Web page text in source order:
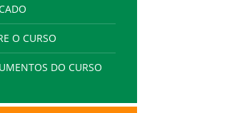
O CURSO
DO CURSO